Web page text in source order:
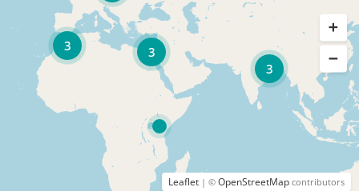
3
3
3
Leaflet | © OpenStreetMap contributors